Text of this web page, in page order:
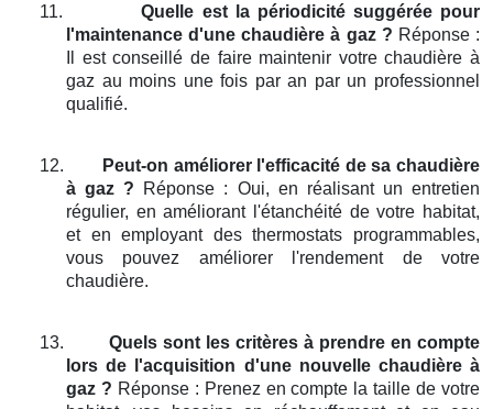
11.
Quelle est la périodicité suggérée pour
l'maintenance d'une chaudière à gaz ? Réponse :
Il est conseillé de faire maintenir votre chaudière à
gaz au moins une fois par an par un professionnel
qualifié.
12.
Peut-on améliorer l'efficacité de sa chaudière
à gaz ? Réponse : Oui, en réalisant un entretien
régulier, en améliorant l'étanchéité de votre habitat,
et en employant des thermostats programmables,
vous pouvez améliorer l'rendement de votre
chaudière.
13.
Quels sont les critères à prendre en compte
lors de l'acquisition d'une nouvelle chaudière à
gaz ? Réponse : Prenez en compte la taille de votre